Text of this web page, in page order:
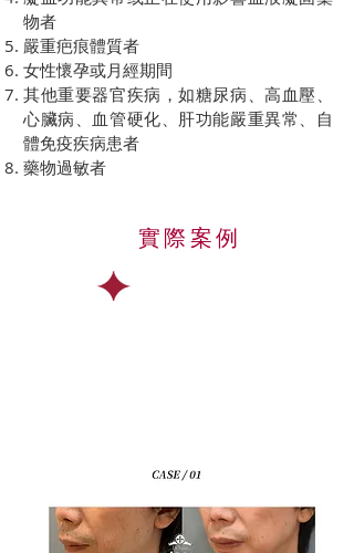
物者
嚴重疤痕體質者
女性懷孕或月經期間
其他重要器官疾病，如糖尿病、高血壓、
心臟病、血管硬化、肝功能嚴重異常、自
體免疫疾病患者
藥物過敏者
實際案例